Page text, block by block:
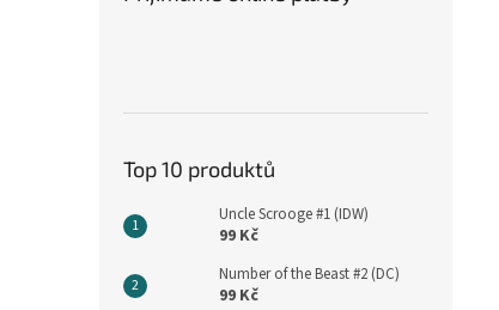
Top 10 produktů
Uncle Scrooge #1 (IDW)
99 Kč
Number of the Beast #2 (DC)
99 Kč